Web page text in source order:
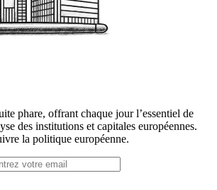
phare, offrant chaque jour l’essentiel de
des institutions et capitales européennes.
la politique européenne.